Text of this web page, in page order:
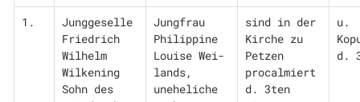
1.
Junggeselle
Friedrich
Wilhelm
Wilkening
Sohn des
Jungfrau
Philippine
Louise Wei-
lands,
uneheliche
sind in der
Kirche zu
Petzen
procalmiert
d. 3ten
u.
d.